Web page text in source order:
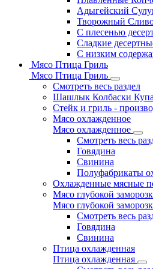
Адыгейский
Творожный
С плесенью
Сладкие
С низким
Мясо Птица Гриль
Мясо Птица Гриль
Смотреть весь раздел
Шашлык Колбаски
Стейк и гриль -
Мясо охлажденное
Мясо охлажденное
Смотреть весь
Говядина
Свинина
Полуфабрикаты
Охлажденные мясные
Мясо глубокой
Мясо глубокой
Смотреть весь
Говядина
Свинина
Птица охлажденная
Птица охлажденная